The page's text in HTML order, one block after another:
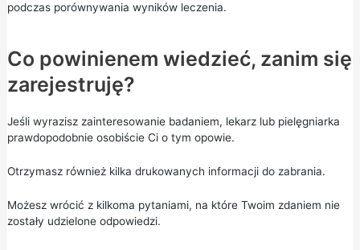
podczas porównywania wyników leczenia.
Co powinienem wiedzieć, zanim się
zarejestruję?
Jeśli wyrazisz zainteresowanie badaniem, lekarz lub pielęgniarka
prawdopodobnie osobiście Ci o tym opowie.
Otrzymasz również kilka drukowanych informacji do zabrania.
Możesz wrócić z kilkoma pytaniami, na które Twoim zdaniem nie
zostały udzielone odpowiedzi.